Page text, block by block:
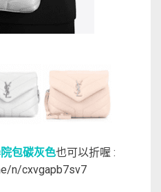
包碳灰色也可以折喔 :
n/cxvgapb7sv7